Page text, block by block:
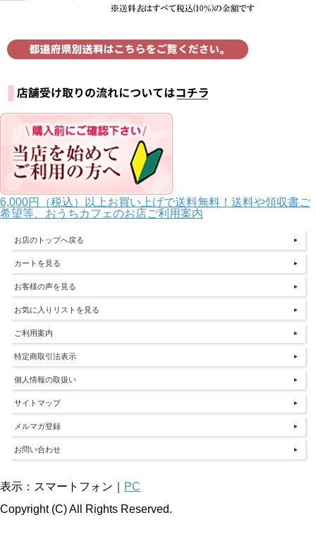
6,000円（税込）以上お買い上げで送料無料！送料や領収書ご
希望等、おうちカフェのお店ご利用案内
お店のトップへ戻る
カートを見る
お客様の声を見る
お気に入りリストを見る
ご利用案内
特定商取引法表示
個人情報の取扱い
サイトマップ
メルマガ登録
お問い合わせ
表示：スマートフォン｜
PC
Copyright (C) All Rights Reserved.